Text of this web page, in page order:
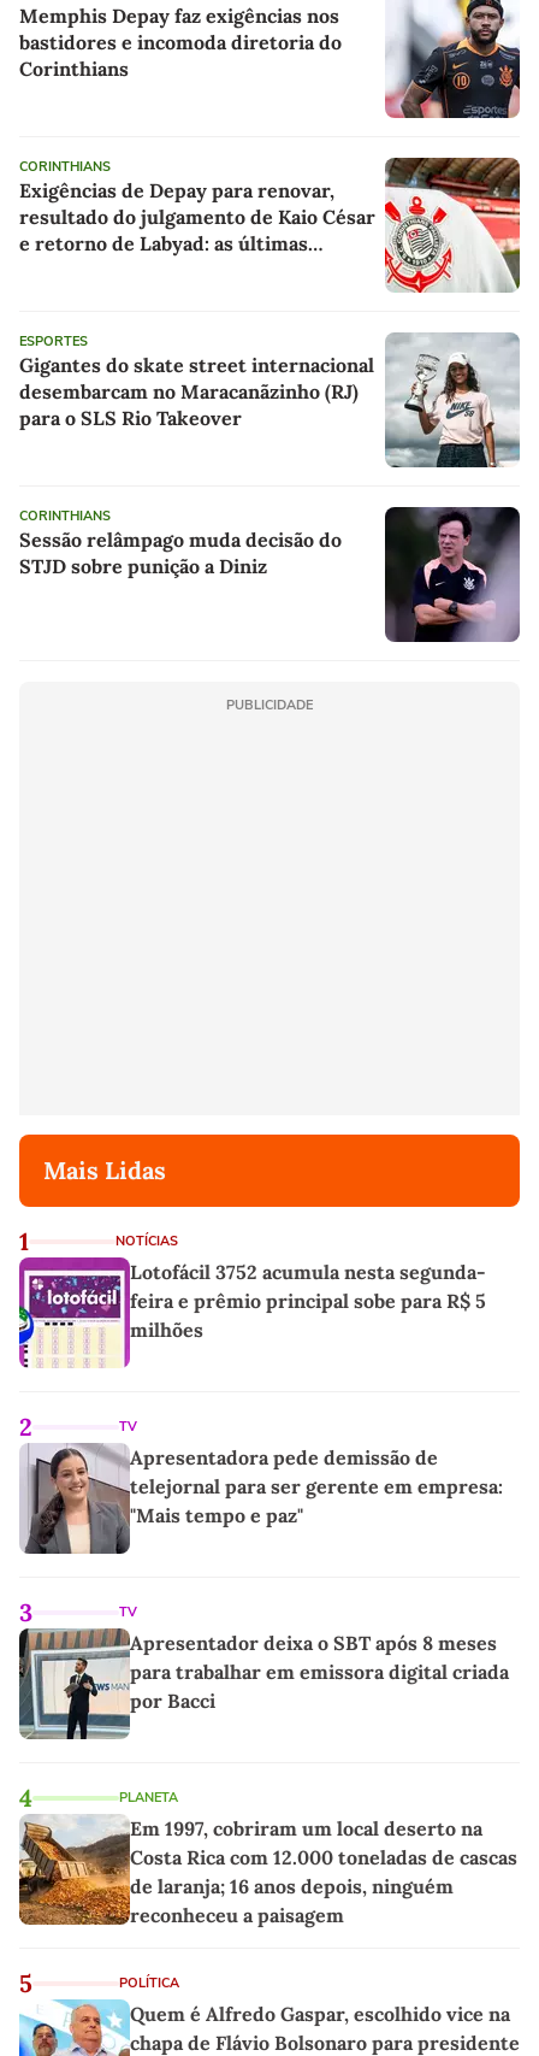
Memphis Depay faz exigências nos
bastidores e incomoda diretoria do
Corinthians
CORINTHIANS
Exigências de Depay para renovar,
resultado do julgamento de Kaio César
e retorno de Labyad: as últimas
ESPORTES
Gigantes do skate street internacional
desembarcam no Maracanãzinho (RJ)
para o SLS Rio Takeover
CORINTHIANS
Sessão relâmpago muda decisão do
STJD sobre punição a Diniz
PUBLICIDADE
Mais Lidas
1 NOTÍCIAS
Lotofácil 3752 acumula nesta segunda-
feira e prêmio principal sobe para R$ 5
milhões
2 TV
Apresentadora pede demissão de
telejornal para ser gerente em empresa:
"Mais tempo e paz"
3 TV
Apresentador deixa o SBT após 8 meses
para trabalhar em emissora digital criada
por Bacci
4 PLANETA
Em 1997, cobriram um local deserto na
Costa Rica com 12.000 toneladas de cascas
de laranja; 16 anos depois, ninguém
reconheceu a paisagem
5 POLÍTICA
Quem é Alfredo Gaspar, escolhido vice na
chapa de Flávio Bolsonaro para presidente